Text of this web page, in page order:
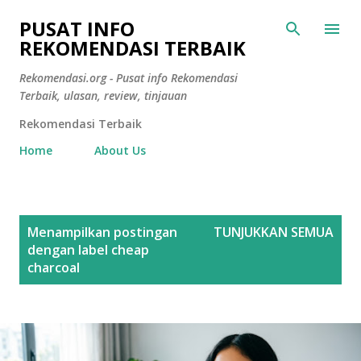
Langsung ke konten utama
PUSAT INFO
REKOMENDASI TERBAIK
Rekomendasi.org - Pusat info Rekomendasi
Terbaik, ulasan, review, tinjauan
Rekomendasi Terbaik
Home
About Us
n
g
Menampilkan postingan
dengan label cheap
charcoal
TUNJUKKAN SEMUA